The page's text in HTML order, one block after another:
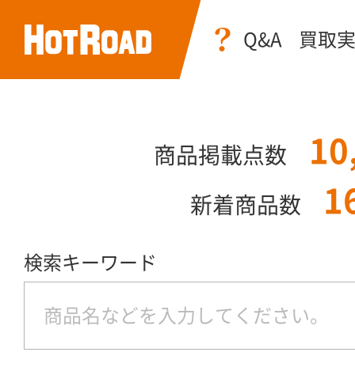
Q&A 買取
商品掲載点数
新着商品数
検索キーワード